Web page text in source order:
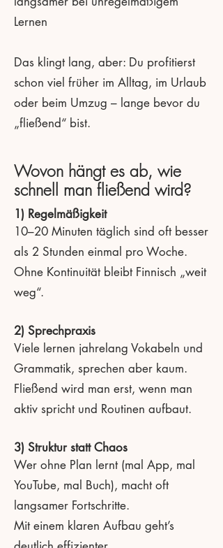
Lernen
Das klingt lang, aber: Du profitierst
schon viel früher im Alltag, im Urlaub
oder beim Umzug – lange bevor du
„fließend“ bist.
Wovon hängt es ab, wie
schnell man fließend wird?
1) Regelmäßigkeit
10–20 Minuten täglich sind oft besser
als 2 Stunden einmal pro Woche.
Ohne Kontinuität bleibt Finnisch „weit
weg“.
2) Sprechpraxis
Viele lernen jahrelang Vokabeln und
Grammatik, sprechen aber kaum.
Fließend wird man erst, wenn man
aktiv spricht und Routinen aufbaut.
3) Struktur statt Chaos
Wer ohne Plan lernt (mal App, mal
YouTube, mal Buch), macht oft
langsamer Fortschritte.
Mit einem klaren Aufbau geht’s